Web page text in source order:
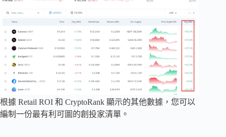
根據 Retail ROI 和 CryptoRank 顯示的其他數據，您可以
編制一份最有利可圖的創投家清單。